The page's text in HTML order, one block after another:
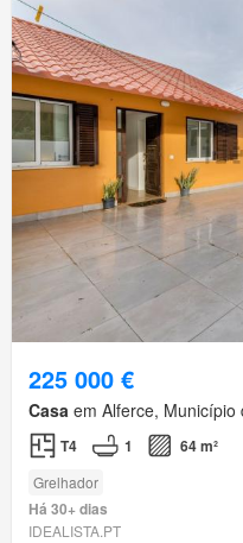
225 000 €
Casa em Alferce,
T4 1 64 m²
Grelhador
Há 30+ dias
IDEALISTA.PT